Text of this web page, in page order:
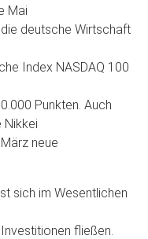
Mai
deutsche Wirtschaft
Index NASDAQ 100
Punkten. Auch
Nikkei
neue
sich im Wesentlichen
fließen.